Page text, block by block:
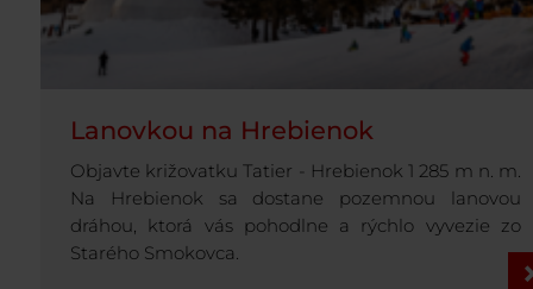
Lanovkou na Hrebienok
Objavte križovatku Tatier - Hrebienok 1 285 m n. m.
Na Hrebienok sa dostane pozemnou lanovou
dráhou, ktorá vás pohodlne a rýchlo vyvezie zo
Starého Smokovca.